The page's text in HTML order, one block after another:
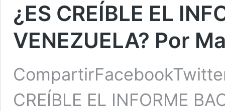
¿ES CREÍBLE EL
VENEZUELA? Por
CREÍBLE EL INFORME